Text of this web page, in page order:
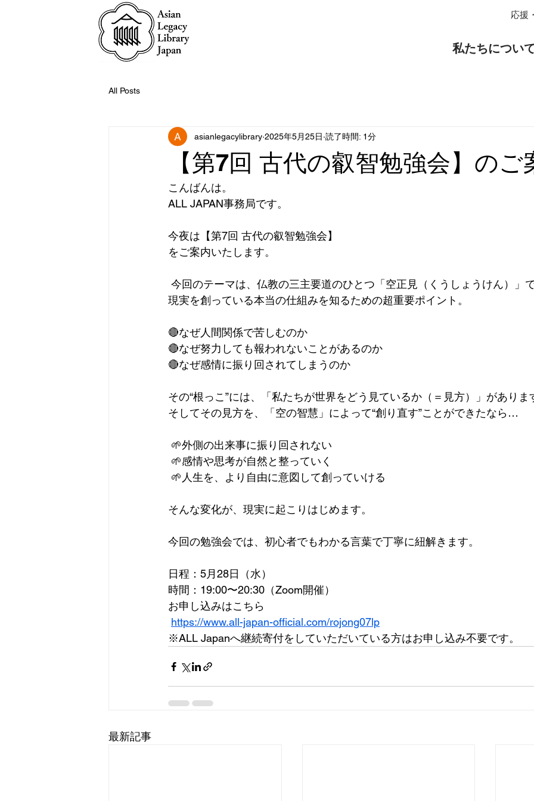
応援
私たちについ
All Posts
【第7回 古代の叡智勉強会】のご
asianlegacylibrary 2025年5月25日 読了時間: 1分
こんばんは。
ALL JAPAN事務局です。
今夜は【第7回 古代の叡智勉強会】
をご案内いたします。
現実を創っている本当の仕組みを知るための超重要ポイント。
🔴なぜ人間関係で苦しむのか
🔴なぜ努力しても報われないことがあるのか
🔴なぜ感情に振り回されてしまうのか
その“根っこ”には、「私たちが世界をどう見ているか（＝見方）」がありま
そしてその見方を、「空の智慧」によって“創り直す”ことができたなら…
🌱外側の出来事に振り回されない
🌱感情や思考が自然と整っていく
🌱人生を、より自由に意図して創っていける
そんな変化が、現実に起こりはじめます。
今回の勉強会では、初心者でもわかる言葉で丁寧に紐解きます。
日程：5月28日（水）
時間：19:00〜20:30（Zoom開催）
お申し込みはこちら
https://www.all-japan-official.com/rojong07lp
※ALL Japanへ継続寄付をしていただいている方はお申し込み不要です。
最新記事